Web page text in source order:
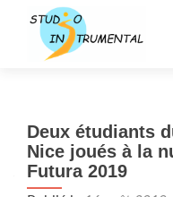
Deux étudiants
Nice joués à la
Futura 2019